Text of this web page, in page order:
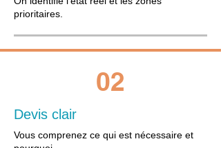
prioritaires.
02
Devis clair
Vous comprenez ce qui est nécessaire et